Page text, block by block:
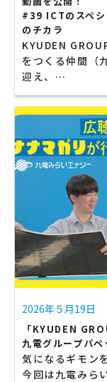
#39 ICTのスペ
のチカラ
KYUDEN
をつくる仲間（
迎え、…
2026年５月19日
「KYUDEN
九電グループパ
気になるギモン
今回は九電みら